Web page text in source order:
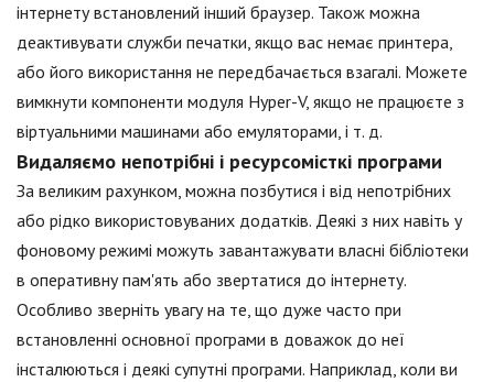
інтернету встановлений інший браузер. Також можна
деактивувати служби печатки, якщо вас немає принтера,
або його використання не передбачається взагалі. Можете
вимкнути компоненти модуля Hyper-V, якщо не працюєте з
віртуальними машинами або емуляторами, і т. д.
Видаляємо непотрібні і ресурсомісткі програми
За великим рахунком, можна позбутися і від непотрібних
або рідко використовуваних додатків. Деякі з них навіть у
фоновому режимі можуть завантажувати власні бібліотеки
в оперативну пам'ять або звертатися до інтернету.
Особливо зверніть увагу на те, що дуже часто при
встановленні основної програми в доважок до неї
інсталюються і деякі супутні програми. Наприклад, коли ви